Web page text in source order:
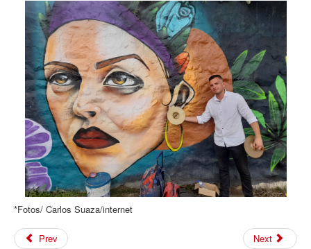
*Fotos/ Carlos Suaza/internet
Prev Next